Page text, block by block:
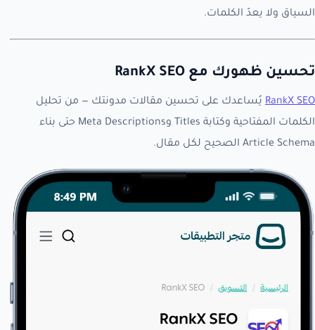
السياق ولا يعدّ الكلمات.
تحسين ظهورك مع RankX SEO
RankX SEO يُساعدك على تحسين مقالات مدونتك — من تحليل
الكلمات المفتاحية وكتابة Titles وMeta Descriptions حتى بناء
Article Schema الصحيح لكل مقال.